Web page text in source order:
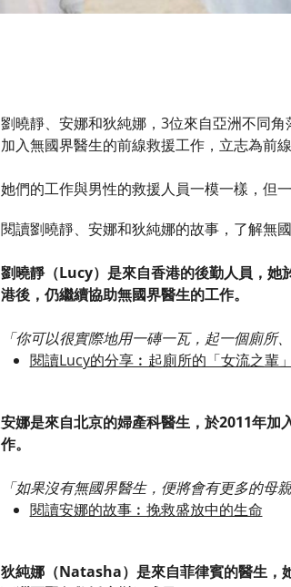
劉曉靜、安娜和狄純娜，3位來自亞洲不同
加入無國界醫生的前線救援工作，立志為前線
她們的工作與男性的救援人員一模一樣，但
閱讀劉曉靜、安娜和狄純娜的故事，了解無
劉曉靜（Lucy）是來自香港的後勤人員，她
港後，仍繼續協助無國界醫生的工作。
「你可以很實際地用一磚一瓦，起一個廁所
閱讀Lucy的分享︰起廁所的「女流之輩」
安娜是來自北京的婦產科醫生，於2011年加
作。
「如果沒有無國界醫生，便將會有更多的母
閱讀安娜的故事︰挽救盛放中的生命
狄純娜（Natasha）是來自菲律賓的醫生，